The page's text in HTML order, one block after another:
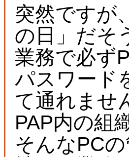
突然ですが
の日」だそ
業務で必ず
パスワード
て通れませ
PAP内の組
そんなPC